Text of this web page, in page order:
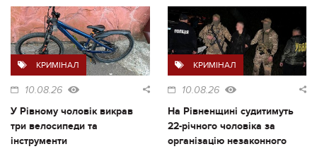
КРИМІНАЛ
10.08.26
У Рівному чоловік викрав
три велосипеди та
інструменти
КРИМІНАЛ
10.08.26
На Рівненщині судитимуть
22-річного чоловіка за
організацію незаконного